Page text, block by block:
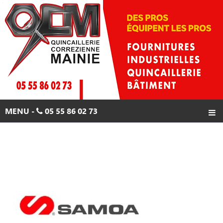
Skip
to
content
MENU - 05 55 86 02 73
05 55 86 02 73